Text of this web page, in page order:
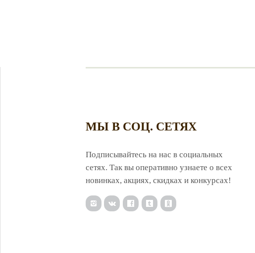
МЫ В СОЦ. СЕТЯХ
Подписывайтесь на нас в социальных
сетях. Так вы оперативно узнаете о всех
новинках, акциях, скидках и конкурсах!